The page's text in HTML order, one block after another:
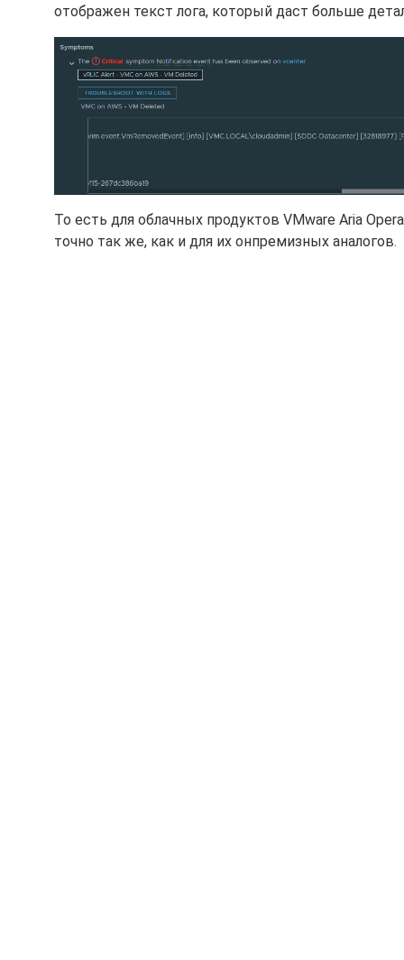
отображен текст лога, который даст больше
То есть для облачных продуктов VMware Aria
точно так же, как и для их онпремизных аналогов.